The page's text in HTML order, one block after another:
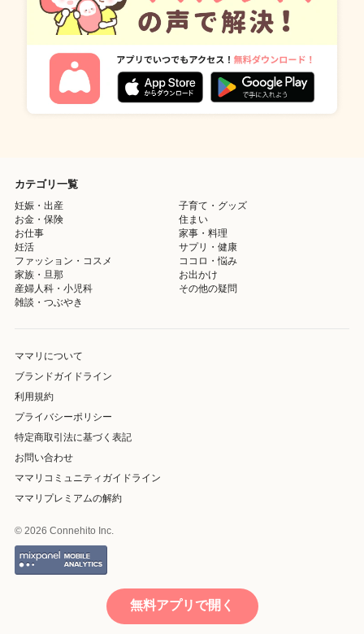
カテゴリ一覧
妊娠・出産
子育て・グッズ
お金・保険
住まい
お仕事
家事・料理
妊活
サプリ・健康
ファッション・コスメ
ココロ・悩み
家族・旦那
お出かけ
産婦人科・小児科
その他の疑問
雑談・つぶやき
ママリについて
ブランドガイドライン
利用規約
プライバシーポリシー
特定商取引法に基づく表記
お問い合わせ
ママリコミュニティガイドライン
ママリプレミアムの解約
© 2026 Connehito Inc.
無料アプリで開く